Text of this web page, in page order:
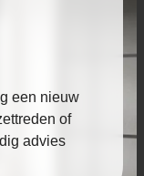
een nieuw
of
advies